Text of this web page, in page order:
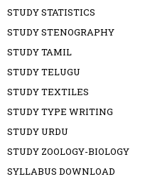
STUDY STATISTICS
STUDY STENOGRAPHY
STUDY TAMIL
STUDY TELUGU
STUDY TEXTILES
STUDY TYPE WRITING
STUDY URDU
STUDY ZOOLOGY-BIOLOGY
SYLLABUS DOWNLOAD